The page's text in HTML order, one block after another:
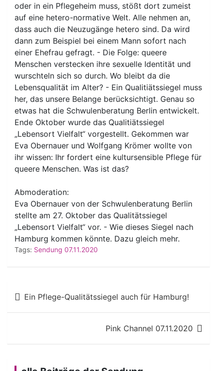
oder in ein Pflegeheim muss, stößt dort zumeist
auf eine hetero-normative Welt. Alle nehmen an,
dass auch die Neuzugänge hetero sind. Da wird
dann zum Beispiel bei einem Mann sofort nach
einer Ehefrau gefragt. - Die Folge: queere
Menschen verstecken ihre sexuelle Identität und
wurschteln sich so durch. Wo bleibt da die
Lebensqualität im Alter? - Ein Qualitiätssiegel muss
her, das unsere Belange berücksichtigt. Genau so
etwas hat die Schwulenberatung Berlin entwickelt.
Ende Oktober wurde das Qualitiätssiegel
„Lebensort Vielfalt“ vorgestellt. Gekommen war
Eva Obernauer und Wolfgang Krömer wollte von
ihr wissen: Ihr fordert eine kultursensible Pflege für
queere Menschen. Was ist das?
Abmoderation:
Eva Obernauer von der Schwulenberatung Berlin
stellte am 27. Oktober das Qualitätssiegel
„Lebensort Vielfalt“ vor. - Wie dieses Siegel nach
Hamburg kommen könnte. Dazu gleich mehr.
Tags: Sendung 07.11.2020
Beitragsnavigation
Ein Pflege-Qualitätssiegel auch für Hamburg!
Pink Channel 07.11.2020